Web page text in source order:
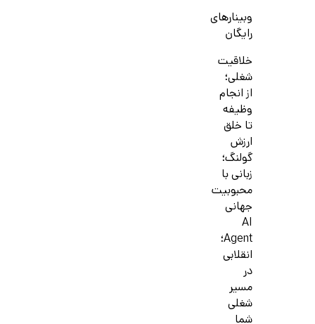
وبینارهای
رایگان
خلاقیت
شغلی؛
از انجام
وظیفه
تا خلق
ارزش
گولنگ؛
زبانی با
محبوبیت
جهانی
AI
Agent؛
انقلابی
در
مسیر
شغلی